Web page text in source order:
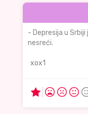
- Depresija u
nesreći.
xox1